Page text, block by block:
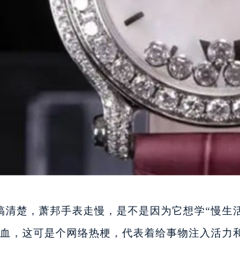
清楚，萧邦手表走慢，是不是因为它想学“慢
，这可是个网络热梗，代表着给事物注入活力